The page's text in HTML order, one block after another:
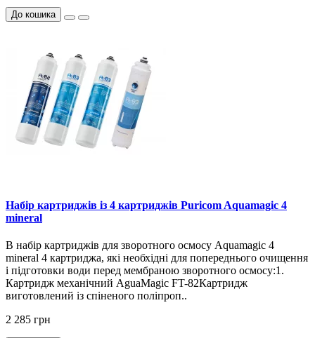
До кошика
Набір картриджів із 4 картриджів Puricom Aquamagic 4
mineral
В набір картриджів для зворотного осмосу Aquamagic 4
mineral 4 картриджа, які необхідні для попереднього очищення
і підготовки води перед мембраною зворотного осмосу:1.
Картридж механічний AguaMagic FT-82Картридж
виготовлений із спіненого поліпроп..
2 285 грн